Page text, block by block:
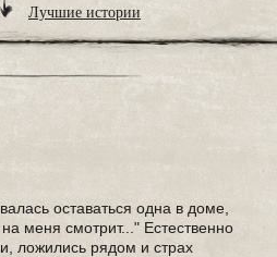
Лучшие истории
оставаться одна в доме,
меня смотрит..." Естественно
ложились рядом и страх